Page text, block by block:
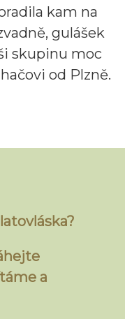
kam na
gulášek
skupinu moc
od Plzně.
a